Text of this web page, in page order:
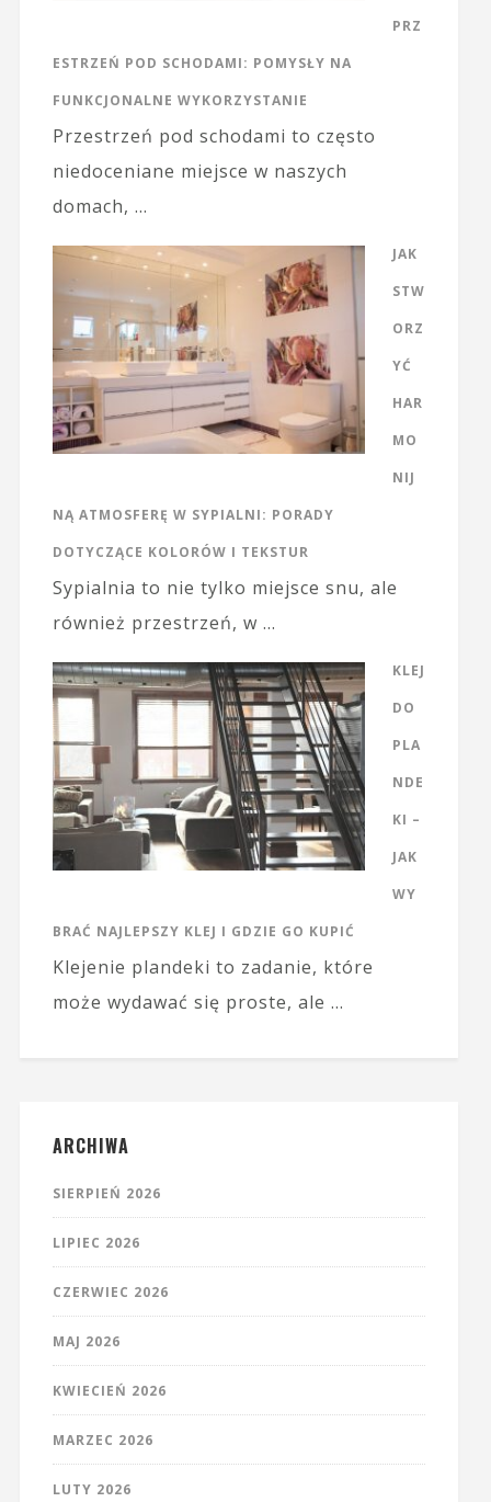
PRZ
ESTRZEŃ POD SCHODAMI: POMYSŁY NA
FUNKCJONALNE WYKORZYSTANIE
Przestrzeń pod schodami to często
niedoceniane miejsce w naszych
domach, …
JAK
STW
ORZ
YĆ
HAR
MO
NIJ
NĄ ATMOSFERĘ W SYPIALNI: PORADY
DOTYCZĄCE KOLORÓW I TEKSTUR
Sypialnia to nie tylko miejsce snu, ale
również przestrzeń, w …
KLEJ
DO
PLA
NDE
KI –
JAK
WY
BRAĆ NAJLEPSZY KLEJ I GDZIE GO KUPIĆ
Klejenie plandeki to zadanie, które
może wydawać się proste, ale …
ARCHIWA
SIERPIEŃ 2026
LIPIEC 2026
CZERWIEC 2026
MAJ 2026
KWIECIEŃ 2026
MARZEC 2026
LUTY 2026